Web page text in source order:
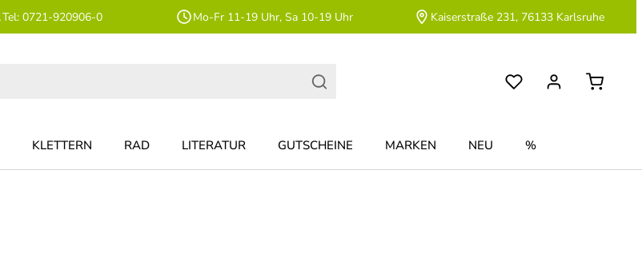
Tel: 0721-920906-0 Mo-Fr 11-19 Uhr, Sa 10-19 Uhr Kaiserstraße 231, 76133 Karlsruhe
KLETTERN RAD LITERATUR GUTSCHEINE MARKEN NEU %